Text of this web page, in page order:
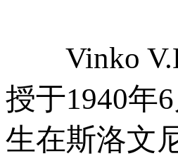
Vinko
授于1940年
生在斯洛文